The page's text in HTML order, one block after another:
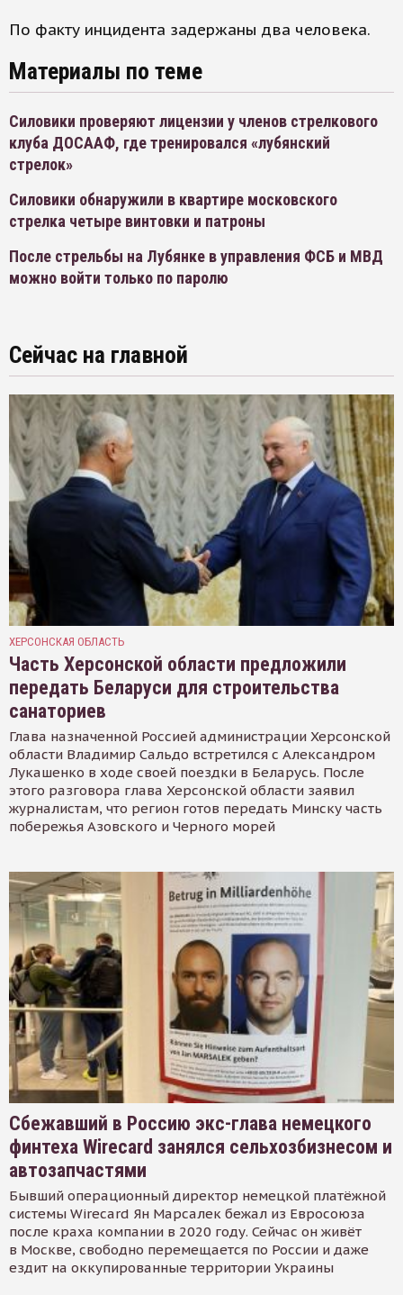
По факту инцидента задержаны два человека.
Материалы по теме
Силовики проверяют лицензии у членов стрелкового
клуба ДОСААФ, где тренировался «лубянский
стрелок»
Силовики обнаружили в квартире московского
стрелка четыре винтовки и патроны
После стрельбы на Лубянке в управления ФСБ и МВД
можно войти только по паролю
Сейчас на главной
ХЕРСОНСКАЯ ОБЛАСТЬ
Часть Херсонской области предложили
передать Беларуси для строительства
санаториев
Глава назначенной Россией администрации Херсонской
области Владимир Сальдо встретился с Александром
Лукашенко в ходе своей поездки в Беларусь. После
этого разговора глава Херсонской области заявил
журналистам, что регион готов передать Минску часть
побережья Азовского и Черного морей
Сбежавший в Россию экс-глава немецкого
финтеха Wirecard занялся сельхозбизнесом и
автозапчастями
Бывший операционный директор немецкой платёжной
системы Wirecard Ян Марсалек бежал из Евросоюза
после краха компании в 2020 году. Сейчас он живёт
в Москве, свободно перемещается по России и даже
ездит на оккупированные территории Украины